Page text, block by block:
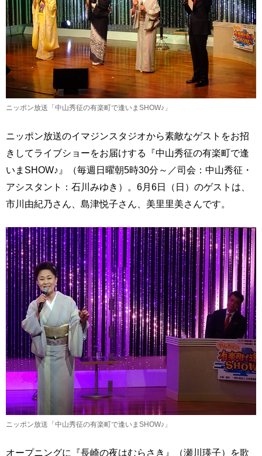
ニッポン放送「中山秀征の有楽町で逢いまSHOW♪」
ニッポン放送のイマジンスタジオから素敵なゲストをお招
きしてライブショーをお届けする『中山秀征の有楽町で逢
いまSHOW♪』（毎週日曜朝5時30分～／司会：中山秀征・
アシスタント：石川みゆき）。6月6日（日）のゲストは、
市川由紀乃さん、島津悦子さん、美里里美さんです。
ニッポン放送「中山秀征の有楽町で逢いまSHOW♪」
オープニングに『長崎の夜はむらさき』（瀬川瑛子）を歌